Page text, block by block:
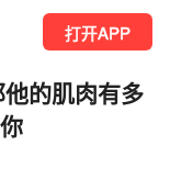
打开APP
的肌肉有多